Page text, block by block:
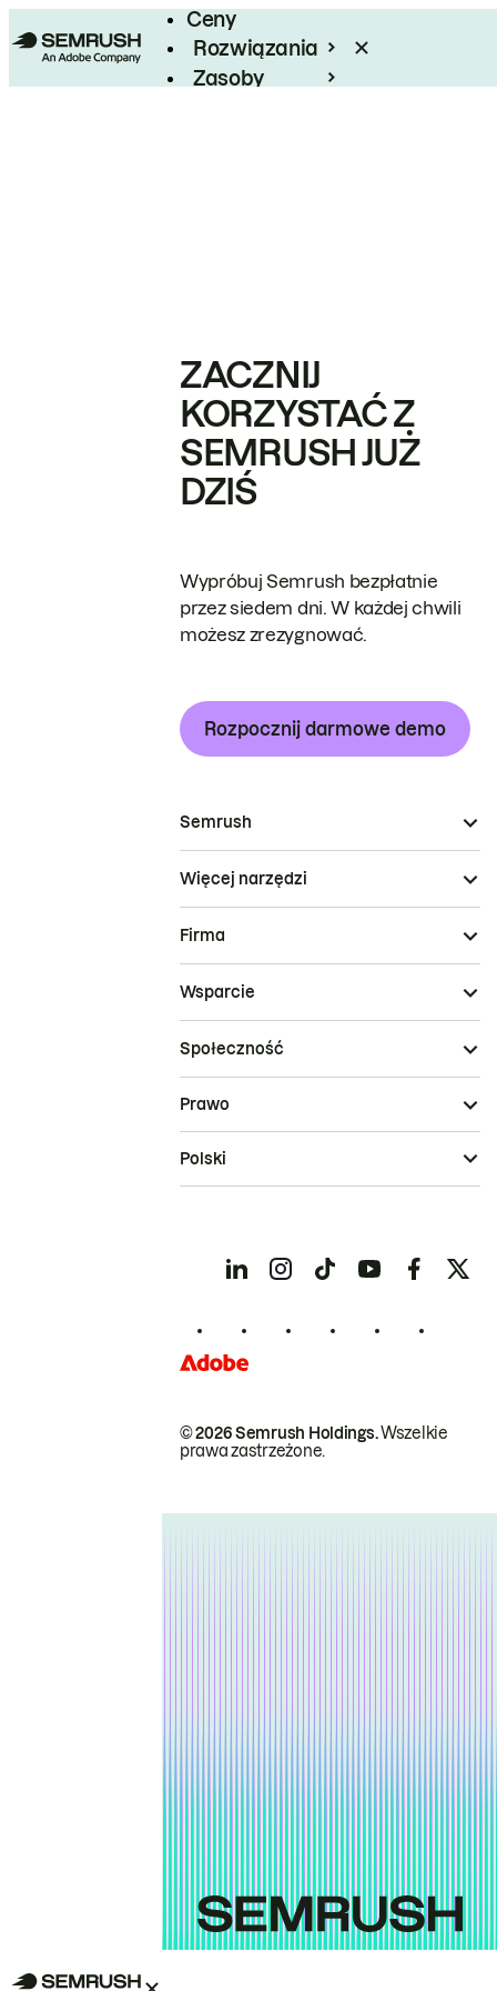
Ceny
Rozwiązania
Zasoby
ZACZNIJ
KORZYSTAĆ Z
SEMRUSH JUŻ
DZIŚ
Wypróbuj Semrush bezpłatnie
przez siedem dni. W każdej chwili
możesz zrezygnować.
Rozpocznij darmowe demo
Semrush
Więcej narzędzi
Firma
Wsparcie
Społeczność
© 2026 Semrush Holdings.Wszelkie
prawa zastrzeżone.
Prawo
Polski